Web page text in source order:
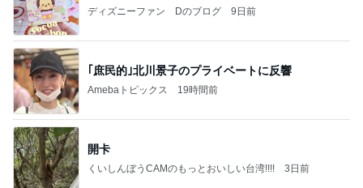
ディズニーファン Dのブログ 9日前
｢庶民的｣北川景子のプライベートに反響
Amebaトピックス 19時間前
開卡
くいしんぼうCAMのもっとおいしい台湾!!!! 3日前